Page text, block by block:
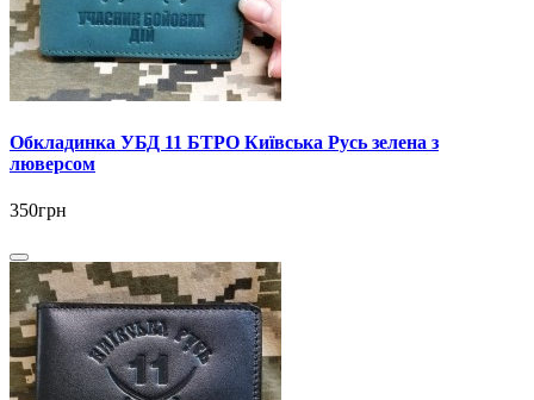
Обкладинка УБД 11 БТРО Київська Русь зелена з
люверсом
350грн